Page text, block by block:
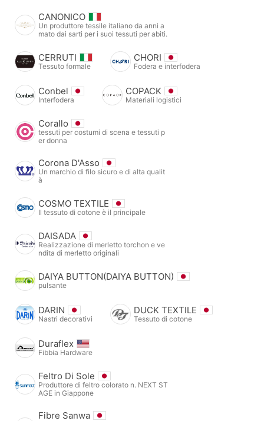
CANONICO
Un produttore tessile italiano da anni a
mato dai sarti per i suoi tessuti per abiti.
CERRUTI
Tessuto formale
CHORI
Fodera e interfodera
Conbel
Interfodera
COPACK
Materiali logistici
Corallo
tessuti per costumi di scena e tessuti p
er donna
Corona D'Asso
Un marchio di filo sicuro e di alta qualit
à
COSMO TEXTILE
Il tessuto di cotone è il principale
DAISADA
Realizzazione di merletto torchon e ve
ndita di merletto originali
DAIYA BUTTON(DAIYA BUTTON)
pulsante
DARIN
Nastri decorativi
DUCK TEXTILE
Tessuto di cotone
Duraflex
Fibbia Hardware
Feltro Di Sole
Produttore di feltro colorato n. NEXT ST
AGE in Giappone
Fibre Sanwa